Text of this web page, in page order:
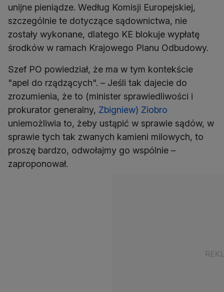
unijne pieniądze. Według Komisji Europejskiej,
szczególnie te dotyczące sądownictwa, nie
zostały wykonane, dlatego KE blokuje wypłatę
środków w ramach Krajowego Planu Odbudowy.
Szef PO powiedział, że ma w tym kontekście
"apel do rządzących". – Jeśli tak dajecie do
zrozumienia, że to (minister sprawiedliwości i
prokurator generalny, Zbigniew) Ziobro
uniemożliwia to, żeby ustąpić w sprawie sądów, w
sprawie tych tak zwanych kamieni milowych, to
proszę bardzo, odwołajmy go wspólnie –
zaproponował.